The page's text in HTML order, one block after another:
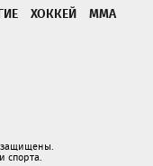
ХОККЕЙ
ММА
защищены.
спорта.